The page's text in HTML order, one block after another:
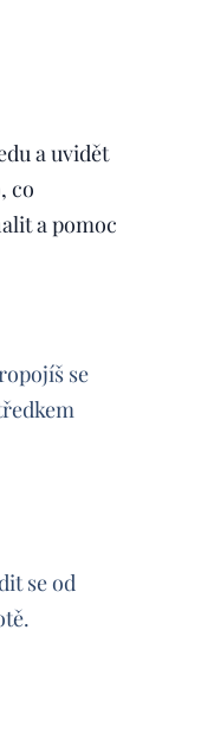
a uvidět
co
a pomoc
se
se od